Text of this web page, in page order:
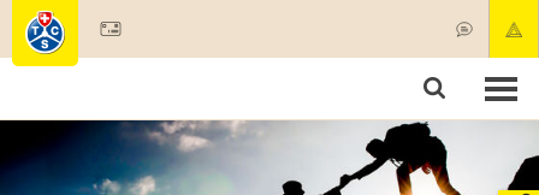
Produits & services